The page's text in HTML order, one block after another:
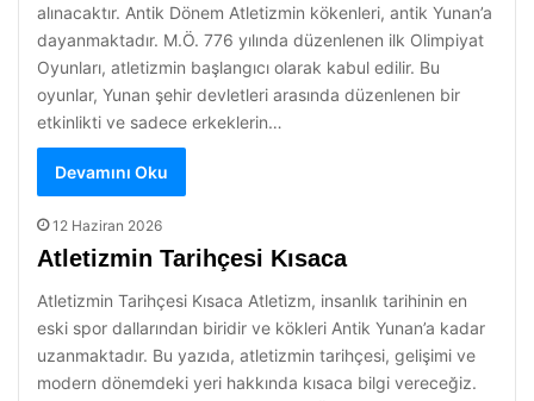
alınacaktır. Antik Dönem Atletizmin kökenleri, antik Yunan’a
dayanmaktadır. M.Ö. 776 yılında düzenlenen ilk Olimpiyat
Oyunları, atletizmin başlangıcı olarak kabul edilir. Bu
oyunlar, Yunan şehir devletleri arasında düzenlenen bir
etkinlikti ve sadece erkeklerin…
Devamını Oku
12 Haziran 2026
Atletizmin Tarihçesi Kısaca
Atletizmin Tarihçesi Kısaca Atletizm, insanlık tarihinin en
eski spor dallarından biridir ve kökleri Antik Yunan’a kadar
uzanmaktadır. Bu yazıda, atletizmin tarihçesi, gelişimi ve
modern dönemdeki yeri hakkında kısaca bilgi vereceğiz.